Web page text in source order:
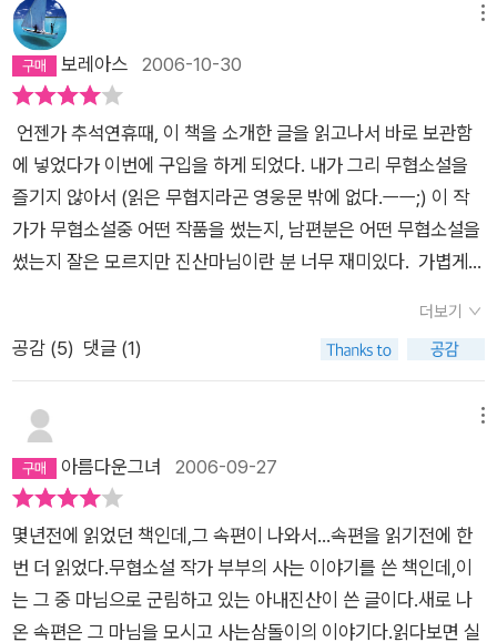
보레아스 2006-10-30
언젠가 추석연휴때, 이 책을 소개한 글을 읽고나서 바로 보관함
에 넣었다가 이번에 구입을 하게 되었다. 내가 그리 무협소설을
즐기지 않아서 (읽은 무협지라곤 영웅문 밖에 없다.ㅡㅡ;) 이 작
가가 무협소설중 어떤 작품을 썼는지, 남편분은 어떤 무협소설을
썼는지 잘은 모르지만 진산마님이란 분 너무 재미있다. 가볍게
간중간에 혼자 실실대고 킥킥대고 한참 배를 부여잡으며 읽고 말
았다. 어찌나, 글을 재미있게 통쾌하게 쓰시는지 이분이 쓴 무협
소설도 한번 도전해 볼만 하다고 느껴질 정도였다. 책 내용은 제
목 그대로, 결혼을 하면서 마님처럼 사는 방법을 제시해 주고 있
다. 처음의 남자를 고를때부터 시작해서 결혼해서 남편(여기서는
삼돌이)을 어떻게 하면 잘 길들일 수 있는지, 여러 예를 들어가면
까 싶기도 하다. 항상 짜증섞인 목소리로 옆에서 불만을 토로하기
보다는 냉정한 목소리로, 차갑게 한번에 화를 내라는 지침 부터
시작해서, 옳은 생각, 바른 생각을 가지고 자신의 의견을 주장하
더보기
공감 (5) 댓글 (1)
아름다운그녀 2006-09-27
몇년전에 읽었던 책인데,그 속편이 나와서...속편을 읽기전에 한
번 더 읽었다.무협소설 작가 부부의 사는 이야기를 쓴 책인데,이
는 그 중 마님으로 군림하고 있는 아내진산이 쓴 글이다.새로 나
온 속편은 그 마님을 모시고 사는삼돌이의 이야기다.읽다보면 실